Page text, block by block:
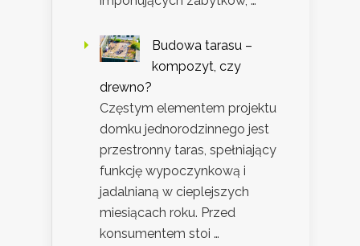
Budowa tarasu –
kompozyt, czy
drewno?
Częstym elementem projektu
domku jednorodzinnego jest
przestronny taras, spełniający
funkcję wypoczynkową i
jadalnianą w cieplejszych
miesiącach roku. Przed
konsumentem stoi …